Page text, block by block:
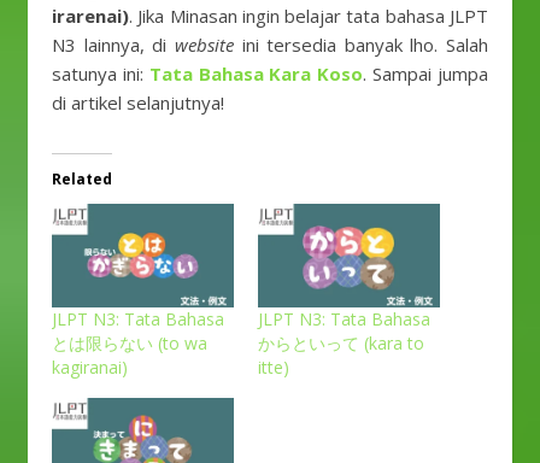
irarenai). Jika Minasan ingin belajar tata bahasa JLPT
N3 lainnya, di website ini tersedia banyak lho. Salah
satunya ini: Tata Bahasa Kara Koso. Sampai jumpa
di artikel selanjutnya!
Related
JLPT N3: Tata Bahasa
とは限らない (to wa
kagiranai)
JLPT N3: Tata Bahasa
からといって (kara to
itte)